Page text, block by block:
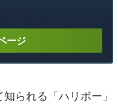
ージ
られる「ハリボー」